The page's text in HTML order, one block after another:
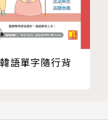
室內娛樂活
戶外娛樂
語單字隨行背